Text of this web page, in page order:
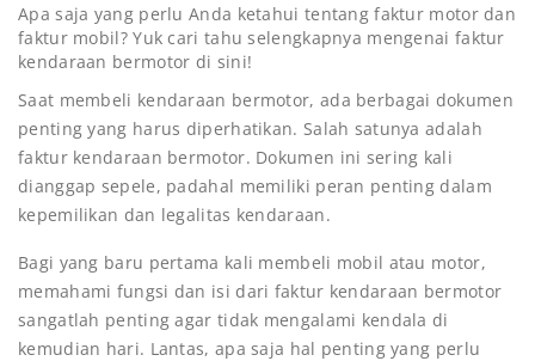
Apa saja yang perlu Anda ketahui tentang faktur motor dan
faktur mobil? Yuk cari tahu selengkapnya mengenai faktur
kendaraan bermotor di sini!
Saat membeli kendaraan bermotor, ada berbagai dokumen
penting yang harus diperhatikan. Salah satunya adalah
faktur kendaraan bermotor. Dokumen ini sering kali
dianggap sepele, padahal memiliki peran penting dalam
kepemilikan dan legalitas kendaraan.
Bagi yang baru pertama kali membeli mobil atau motor,
memahami fungsi dan isi dari faktur kendaraan bermotor
sangatlah penting agar tidak mengalami kendala di
kemudian hari. Lantas, apa saja hal penting yang perlu